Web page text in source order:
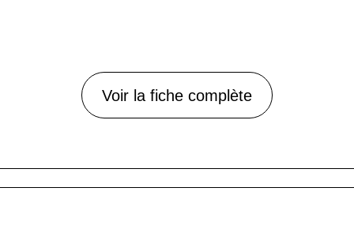
Voir la fiche complète